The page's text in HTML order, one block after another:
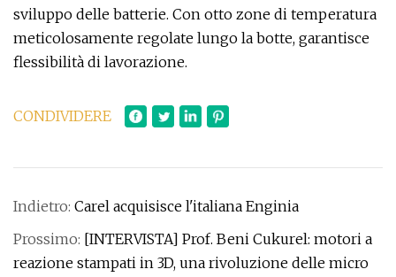
sviluppo delle batterie. Con otto zone di temperatura
meticolosamente regolate lungo la botte, garantisce
flessibilità di lavorazione.
CONDIVIDERE
Indietro: Carel acquisisce l'italiana Enginia
Prossimo: [INTERVISTA] Prof. Beni Cukurel: motori a
reazione stampati in 3D, una rivoluzione delle micro